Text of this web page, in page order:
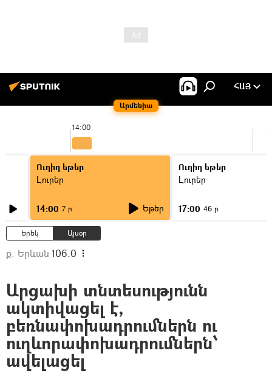
Արմենիա
ՀԱՅ
14:00
Ուղիղ եթեր
Լուրեր
14:00 7 ր Եթեր
Ուղիղ եթեր
Լուրեր
17:00 46 ր
Երեկ Այսօր
ք. Երևան 106.0
Արցախի տնտեսությունն
ակտիվացել է,
բեռնափոխադրումներն ու
ուղևորափոխադրումներն՝
ավելացել